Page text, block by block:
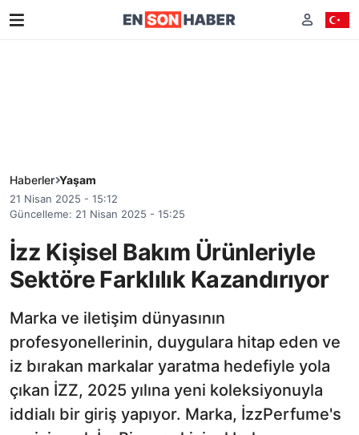
Haberler Yaşam
21 Nisan 2025 - 15:12
Güncelleme: 21 Nisan 2025 - 15:25
İzz Kişisel Bakım Ürünleriyle
Sektöre Farklılık Kazandırıyor
Marka ve iletişim dünyasının
profesyonellerinin, duygulara hitap eden ve
iz bırakan markalar yaratma hedefiyle yola
çıkan İZZ, 2025 yılına yeni koleksiyonuyla
iddialı bir giriş yapıyor. Marka, İzzPerfume's